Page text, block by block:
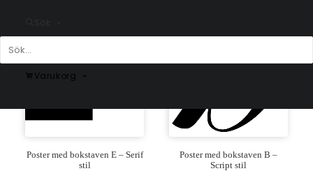
Varukorg
Poster med bokstaven E – Serif
stil
Poster med bokstaven B –
Script stil